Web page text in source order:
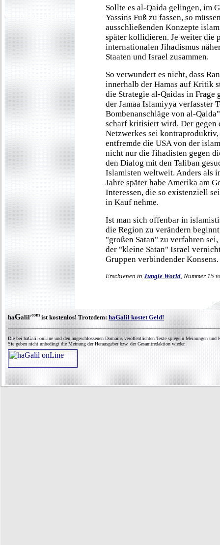
Sollte es al-Qaida gelingen, im
Yassins Fuß zu fassen, so
ausschließenden Konzepte
später kollidieren. Je weiter die
internationalen Jihadismus
Staaten und Israel zusammen.
So verwundert es nicht, dass
innerhalb der Hamas auf Kritik
die Strategie al-Qaidas in
der Jamaa Islamiyya verfasster
Bombenanschläge von al-
scharf kritisiert wird. Der gegen
Netzwerkes sei
entfremde die USA von der
nicht nur die Jihadisten gegen
den Dialog mit den Taliban
Islamisten weltweit. Anders als
Jahre später habe Amerika am
Interessen, die so existenziell
in Kauf nehme.
Ist man sich offenbar in
die Region zu verändern
"großen Satan" zu verfahren
der "kleine Satan" Israel
Gruppen verbindender Konsens.
Erschienen in Jungle World, Nummer 15
haGalil.comist kostenlos! Trotzdem:haGalil kostet Geld!
Die bei haGalil onLine und den angeschlossenen Domains veröffentlichten Texte spiegeln Meinungen und
Sie geben nicht unbedingt die Meinung der Herausgeber bzw. der Gesamtredaktion wieder.